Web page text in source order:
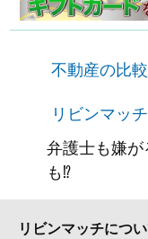
不動産の比
リビンマッ
弁護士も嫌
も⁉
リビンマッチにつ